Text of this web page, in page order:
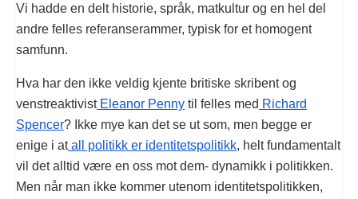
Vi hadde en delt historie, språk, matkultur og en hel del
andre felles referanserammer, typisk for et homogent
samfunn.
Hva har den ikke veldig kjente britiske skribent og
venstreaktivistEleanor Penny til felles med Richard
Spencer? Ikke mye kan det se ut som, men begge er
enige i atall politikk er identitetspolitikk, helt fundamentalt
vil det alltid være en oss mot dem- dynamikk i politikken.
Men når man ikke kommer utenom identitetspolitikken,